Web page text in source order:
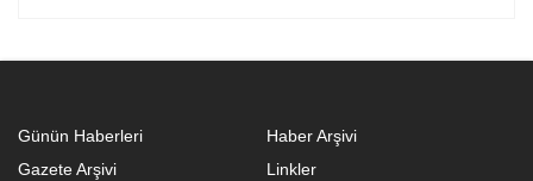
Günün Haberleri
Haber Arşivi
Gazete Arşivi
Linkler